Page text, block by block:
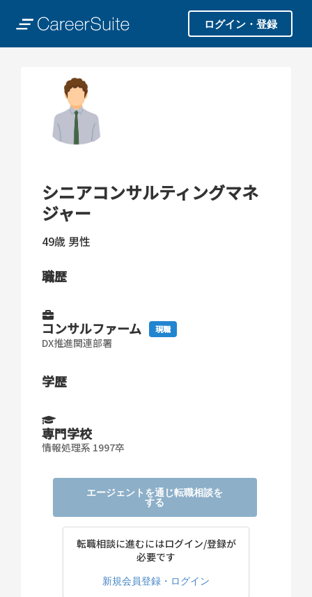
ログイン・登録
シニアコンサルティングマネ
ジャー
49歳 男性
職歴
コンサルファーム 現職
DX推進関連部署
学歴
専門学校
情報処理系 1997卒
エージェントを通じ転職相談を
する
転職相談に進むにはログイン/登録が
必要です
新規会員登録・ログイン